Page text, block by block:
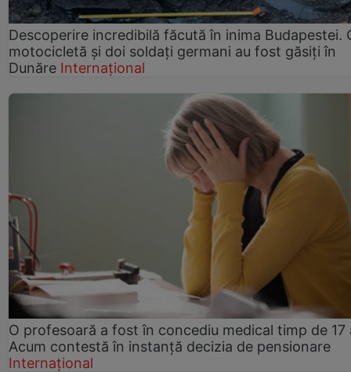
Descoperire incredibilă făcută în inima Budapestei.
motocicletă și doi soldați germani au fost găsiți în
Dunăre Internațional
O profesoară a fost în concediu medical timp de 17
Acum contestă în instanță decizia de pensionare
Internațional